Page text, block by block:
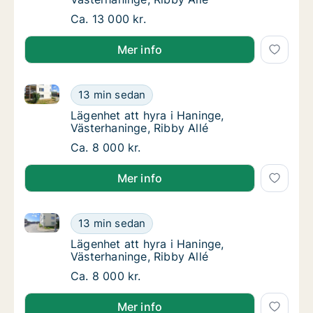
Lägenhet att hyra i Haninge, Västerhaninge,
Ca. 13 000 kr.
Mer info
Lägenhet att hyra i Haninge, Västerhaninge,
13 min sedan
Lägenhet att hyra i Haninge, Västerhaninge, Ribby
Lägenhet att hyra i Haninge,
Lägenhet att hyra i Haninge,
Västerhaninge, Ribby Allé
Lägenhet att hyra i Haninge, Västerhaninge,
Ca. 8 000 kr.
Mer info
Lägenhet att hyra i Haninge, Västerhaninge,
13 min sedan
Lägenhet att hyra i Haninge, Västerhaninge, Ribby
Lägenhet att hyra i Haninge,
Lägenhet att hyra i Haninge,
Västerhaninge, Ribby Allé
Lägenhet att hyra i Haninge, Västerhaninge,
Ca. 8 000 kr.
Mer info